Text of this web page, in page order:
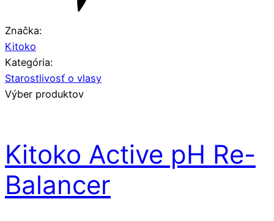
Značka:
Kitoko
Kategória:
Starostlivosť o vlasy
Výber produktov
Kitoko Active pH Re-
Balancer